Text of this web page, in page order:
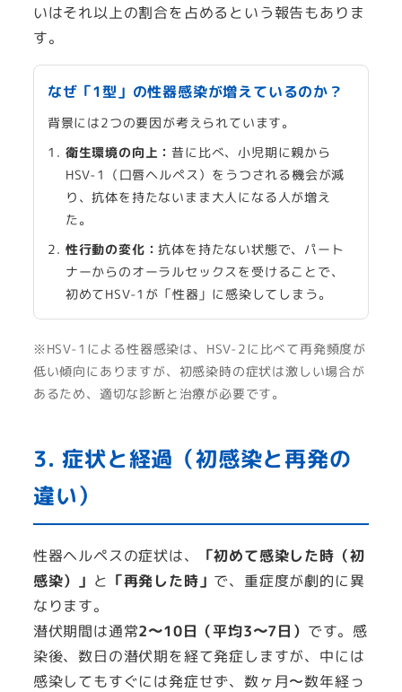
いはそれ以上の割合を占めるという報告もありま
す。
なぜ「1型」の性器感染が増えているのか？
背景には2つの要因が考えられています。
衛生環境の向上：昔に比べ、小児期に親から
HSV-1（口唇ヘルペス）をうつされる機会が減
り、抗体を持たないまま大人になる人が増え
た。
性行動の変化：抗体を持たない状態で、パート
ナーからのオーラルセックスを受けることで、
初めてHSV-1が「性器」に感染してしまう。
※HSV-1による性器感染は、HSV-2に比べて再発頻度が
低い傾向にありますが、初感染時の症状は激しい場合が
あるため、適切な診断と治療が必要です。
3. 症状と経過（初感染と再発の
違い）
性器ヘルペスの症状は、
「初めて感染した時（初
感染）」 と 「再発した時」 で、重症度が劇的に異
なります。
潜伏期間は通常2〜10日（平均3〜7日） です。感
染後、数日の潜伏期を経て発症しますが、中には
感染してもすぐには発症せず、数ヶ月〜数年経っ